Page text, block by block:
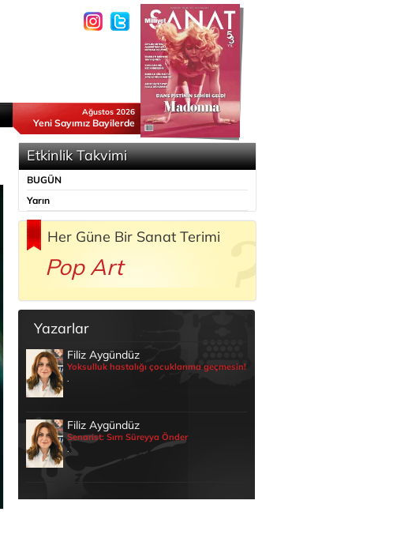
Ağustos 2026
Yeni Sayımız Bayilerde
Etkinlik Takvimi
BUGÜN
Yarın
Her Güne Bir Sanat Terimi
Pop Art
Yazarlar
Filiz Aygündüz
Yoksulluk hastalığı çocuklarıma geçmesin!
.
Filiz Aygündüz
Senarist: Sırrı Süreyya Önder
.